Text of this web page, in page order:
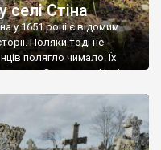
селі Стіна
у 1651 році є відомим
Поляки тоді не
полягло чимало. Їх
Замковим. Нині на
де епітафії стер […]